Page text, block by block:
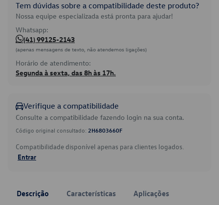
Tem dúvidas sobre a compatibilidade deste produto?
Nossa equipe especializada está pronta para ajudar!
Whatsapp:
(41) 99125-2143
(apenas mensagens de texto, não atendemos ligações)
Horário de atendimento:
Segunda à sexta, das 8h às 17h.
Verifique a compatibilidade
Consulte a compatibilidade fazendo login na sua conta.
Código original consultado: 2H6803660F
Compatibilidade disponível apenas para clientes logados.
Entrar
Descrição Características Aplicações